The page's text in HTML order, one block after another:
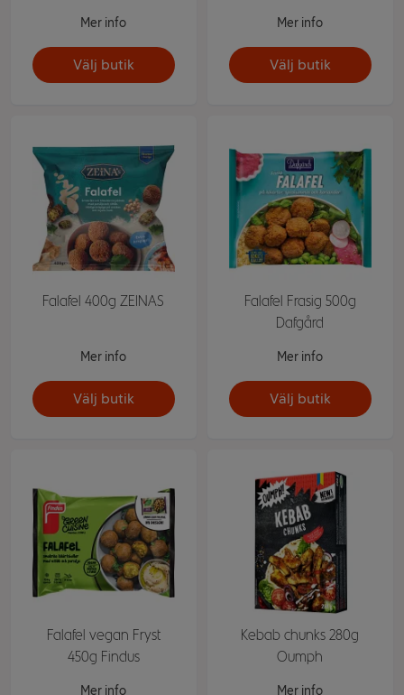
Mer info
Välj butik
Mer info
Välj butik
Falafel 400g ZEINAS
Mer info
Välj butik
Falafel Frasig 500g
Dafgård
Mer info
Välj butik
Falafel vegan Fryst
450g Findus
Mer info
Kebab chunks 280g
Oumph
Mer info